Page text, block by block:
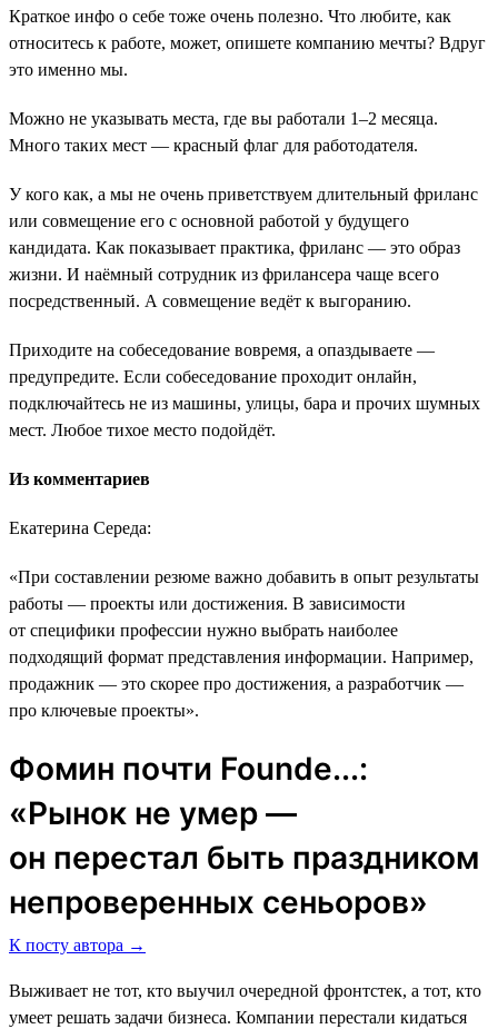
Краткое инфо о себе тоже очень полезно. Что любите, как
относитесь к работе, может, опишете компанию мечты? Вдруг
это именно мы.
Можно не указывать места, где вы работали 1–2 месяца.
Много таких мест ― красный флаг для работодателя.
У кого как, а мы не очень приветствуем длительный фриланс
или совмещение его с основной работой у будущего
кандидата. Как показывает практика, фриланс ― это образ
жизни. И наёмный сотрудник из фрилансера чаще всего
посредственный. А совмещение ведёт к выгоранию.
Приходите на собеседование вовремя, а опаздываете ―
предупредите. Если собеседование проходит онлайн,
подключайтесь не из машины, улицы, бара и прочих шумных
мест. Любое тихое место подойдёт.
Из комментариев
Екатерина Середа:
«При составлении резюме важно добавить в опыт результаты
работы ― проекты или достижения. В зависимости
от специфики профессии нужно выбрать наиболее
подходящий формат представления информации. Например,
продажник ― это скорее про достижения, а разработчик ―
про ключевые проекты».
Фомин почти Founde...:
«Рынок не умер ―
он перестал быть праздником
непроверенных сеньоров»
К посту автора →
Выживает не тот, кто выучил очередной фронтстек, а тот, кто
умеет решать задачи бизнеса. Компании перестали кидаться